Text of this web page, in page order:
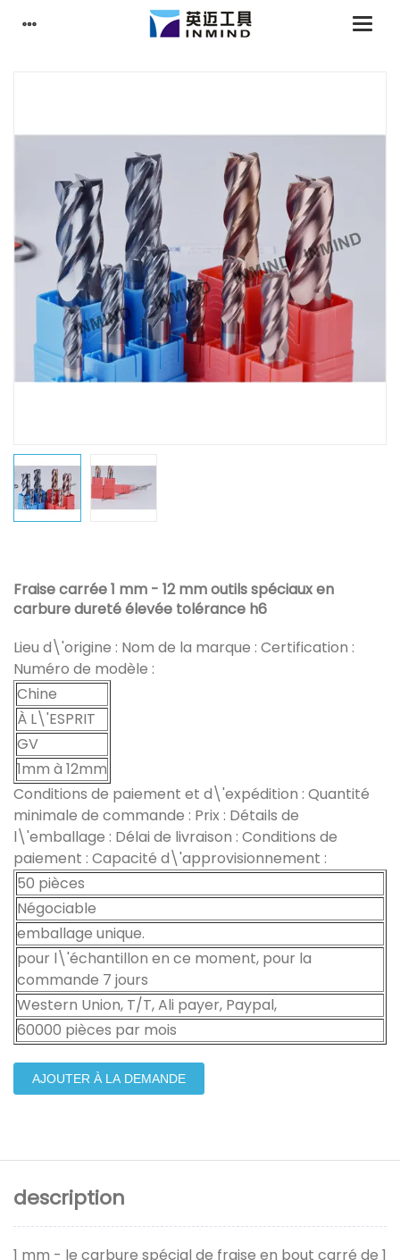
Fraise carrée 1 mm - 12 mm outils spéciaux en
carbure dureté élevée tolérance h6
Lieu d\'origine : Nom de la marque : Certification :
Numéro de modèle :
Chine
À L\'ESPRIT
GV
1mm à 12mm
Conditions de paiement et d\'expédition : Quantité
minimale de commande : Prix : Détails de
l\'emballage : Délai de livraison : Conditions de
paiement : Capacité d\'approvisionnement :
50 pièces
Négociable
emballage unique.
pour l\'échantillon en ce moment, pour la
commande 7 jours
Western Union, T/T, Ali payer, Paypal,
60000 pièces par mois
AJOUTER À LA DEMANDE
description
1 mm - le carbure spécial de fraise en bout carré de 1